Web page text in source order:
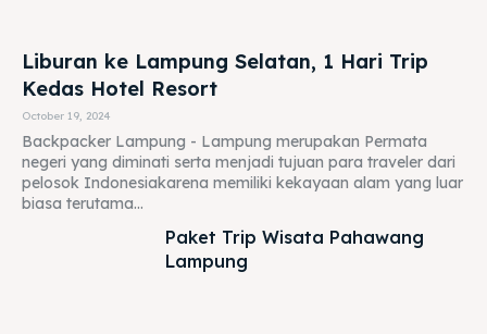
Liburan ke Lampung Selatan, 1 Hari Trip
Kedas Hotel Resort
October 19, 2024
Backpacker Lampung - Lampung merupakan Permata
negeri yang diminati serta menjadi tujuan para traveler dari
pelosok Indonesiakarena memiliki kekayaan alam yang luar
biasa terutama...
Paket Trip Wisata Pahawang
Lampung